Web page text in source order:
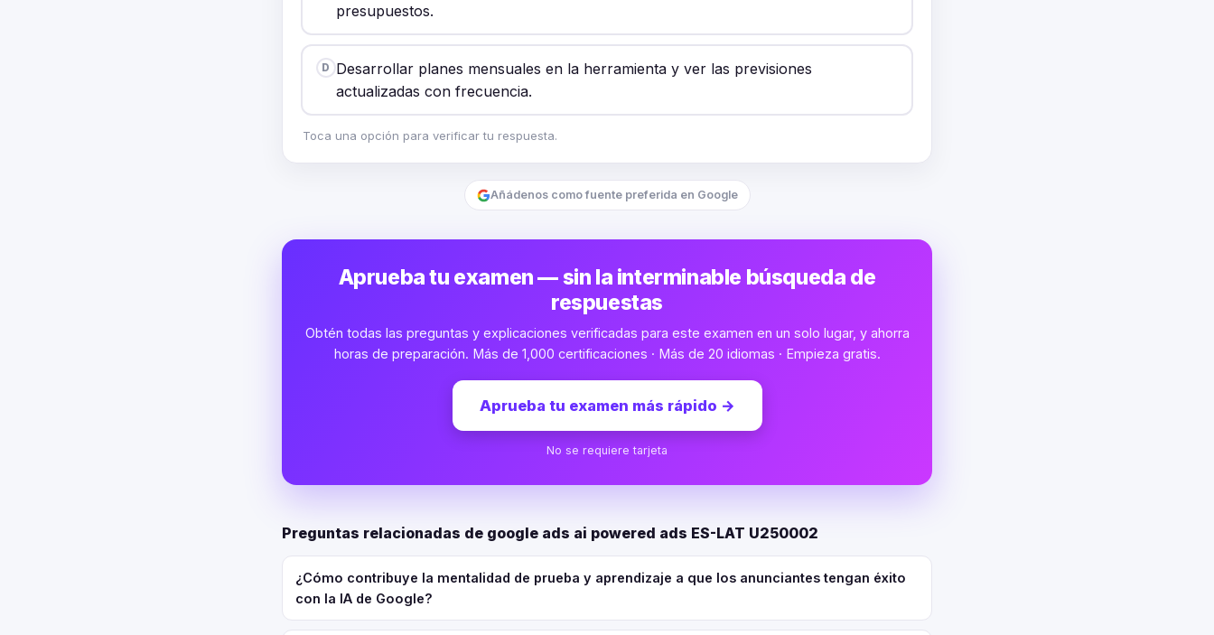
presupuestos.
D Desarrollar planes mensuales en la herramienta y ver las previsiones
actualizadas con frecuencia.
Toca una opción para verificar tu respuesta.
Añádenos como fuente preferida en Google
Aprueba tu examen — sin la interminable búsqueda de
respuestas
Obtén todas las preguntas y explicaciones verificadas para este examen en un solo lugar, y ahorra
horas de preparación. Más de 1,000 certificaciones · Más de 20 idiomas · Empieza gratis.
Aprueba tu examen más rápido →
No se requiere tarjeta
Preguntas relacionadas de google ads ai powered ads ES-LAT U250002
¿Cómo contribuye la mentalidad de prueba y aprendizaje a que los anunciantes tengan éxito
con la IA de Google?